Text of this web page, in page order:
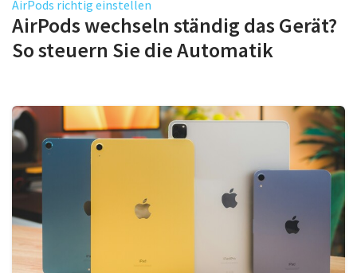
AirPods richtig einstellen
AirPods wechseln ständig das Gerät?
So steuern Sie die Automatik